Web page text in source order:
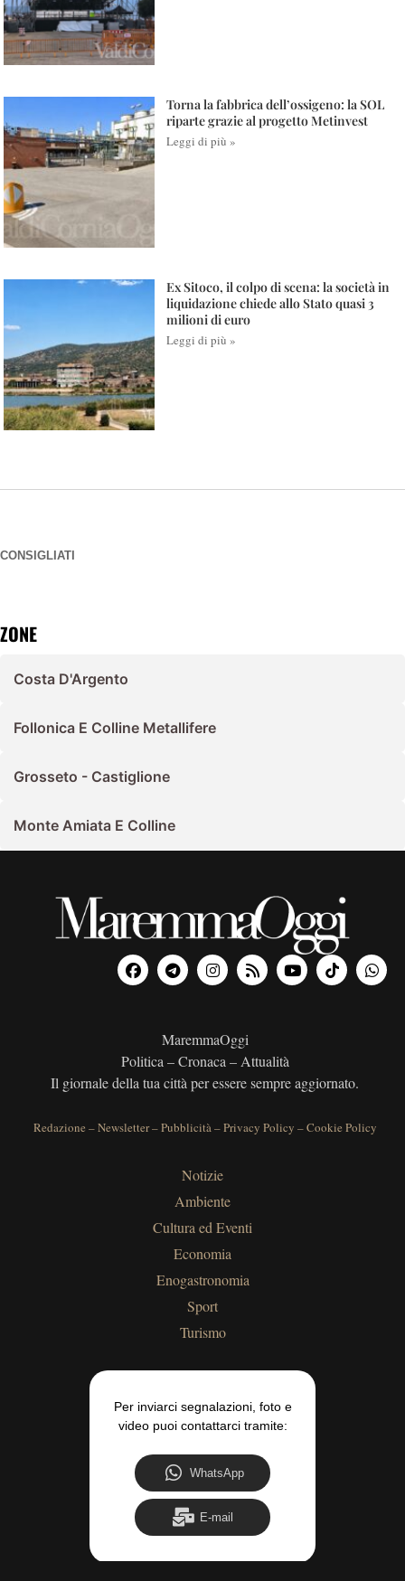
Torna la fabbrica dell’ossigeno: la SOL
riparte grazie al progetto Metinvest
Leggi di più »
Ex Sitoco, il colpo di scena: la società in
liquidazione chiede allo Stato quasi 3
milioni di euro
Leggi di più »
CONSIGLIATI
ZONE
Costa D'Argento
Follonica E Colline Metallifere
Grosseto - Castiglione
Monte Amiata E Colline
MaremmaOggi
Politica – Cronaca – Attualità
Il giornale della tua città per essere sempre aggiornato.
Redazione –Newsletter–Pubblicità–Privacy Policy –Cookie Policy
Notizie
Ambiente
Cultura ed Eventi
Economia
Enogastronomia
Sport
Turismo
Per inviarci segnalazioni, foto e
video puoi contattarci tramite:
WhatsApp
E-mail